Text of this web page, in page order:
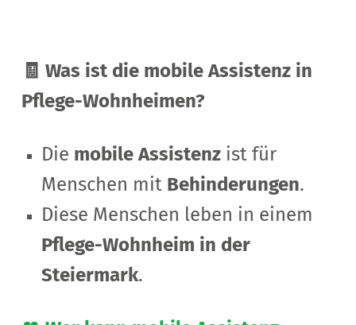
🧾 Was ist die mobile Assistenz in
Pflege-Wohnheimen?
Die mobile Assistenzist für
Menschen mit Behinderungen.
Diese Menschen leben in einem
Pflege-Wohnheim in der
Steiermark.